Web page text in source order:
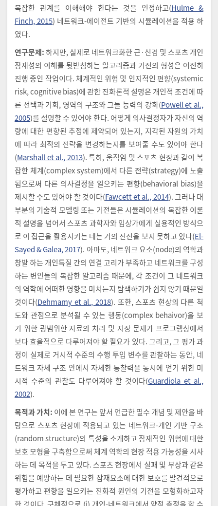
복잡한 관계를 이해해야 한다는 것을 인정하고(Hulme &
Finch, 2015) 네트워크-에이전트 기반의 시뮬레이션을 적용 하
였다.
연구문제:하지만, 실제로 네트워크화한 근·신경 및 스포츠 개인
잠재성의 이해를 뒷받침하는 알고리즘과 기전의 형성은 여전히
진행 중인 작업이다. 체계적인 위험 및 인지적인 편향(systemic
risk, cognitive bias)에 관한 진화론적 설명은 개인적 조건에 따
른 선택과 기회, 영역의 구조와 그들 능력의 강화(Powell et al.,
2005)를 설명할 수 있어야 한다. 어떻게 의사결정자가 자신의 역
량에 대한 편향된 추정에 제약되어 있는지, 지각된 자원의 가치
에 따라 최적의 전략을 변경하는지를 보여줄 수도 있어야 한다
(Marshall et al., 2013). 특히, 움직임 및 스포츠 현장과 같이 복
잡한 체계(complex system)에서 다른 전략(strategy)에 노출
됨으로써 다른 의사결정을 일으키는 편향(behavioral bias)을
제시할 수도 있어야 할 것이다(Fawcett et al., 2014). 그러나 대
부분의 기술적 모델링 또는 기전들은 시뮬레이션의 복잡한 이론
적 설명을 넘어서 스포츠 과학자와 임상가에게 실용적인 방식으
로 이 접근을 활용시키는 데는 거의 진전을 보지 못하고 있다(El-
Sayed & Galea, 2017). 아마도, 네트워크 요소(node)의 역학과
창발 하는 개인특질 간의 연결 고리가 부족하고 네트워크를 구성
하는 변인들의 복잡한 알고리즘 때문에, 각 조건이 그 네트워크
의 역학에 어떠한 영향을 미치는지 탐색하기가 쉽지 않기 때문일
것이다(Dehmamy et al., 2018). 또한, 스포츠 현상의 다른 척
도와 관점으로 분석될 수 있는 행동(complex behaivor)을 보
기 위한 광범위한 자료의 처리 및 저장 문제가 프로그램상에서
보다 효율적으로 다루어져야 할 필요가 있다. 그리고, 그 평가 과
정이 실제로 거시적 수준의 수행 투입 변수를 관찰하는 동안, 네
트워크 자체 구조 안에서 자세한 통찰력을 동시에 얻기 위한 미
시적 수준의 관찰도 다루어져야 할 것이다(Guardiola et al.,
2002).
목적과 가치: 이에 본 연구는 앞서 언급한 필수 개념 및 제안을 바
탕으로 스포츠 현장에 적용되고 있는 네트워크-개인 기반 구조
(random structure)의 특성을 소개하고 잠재적인 위험에 대한
보호 모형을 구축함으로써 체계 역학의 현장 적용 가능성을 시사
하는 데 목적을 두고 있다. 스포츠 현장에서 실패 및 부상과 같은
위험을 예방하는 데 필요한 잠재요소에 대한 보호를 발견적으로
평가하고 편향을 일으키는 진화적 원인의 기전을 모형화하고자
한 것이다. 구체적으로 (i) 개인-네트워크에서 양적 측정을 할 수